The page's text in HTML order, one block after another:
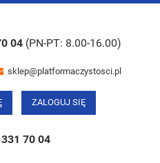
04 (PN-PT: 8.00-16.00)
sklep@platformaczystosci.pl
ZALOGUJ SIĘ
70 04